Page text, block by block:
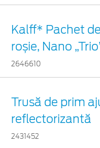
Kalff* Pachet
roșie, Nano
2646610
Trusă de prim
reflectorizantă
2431452